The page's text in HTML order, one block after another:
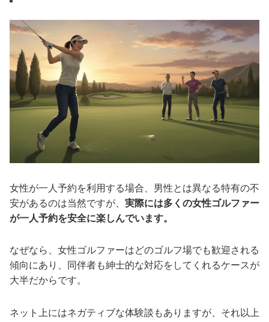
女性が一人予約を利用する場合、男性とは異なる特有の不
安があるのは当然ですが、 実際には多くの女性ゴルファー
が一人予約を安全に楽しんでいます。
なぜなら、女性ゴルファーはどのゴルフ場でも歓迎される
傾向にあり、同伴者も紳士的な対応をしてくれるケースが
大半だからです。
ネット上にはネガティブな体験談もありますが、それ以上